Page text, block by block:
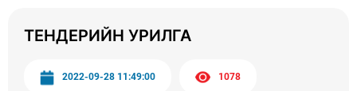
ТЕНДЕРИЙН УРИЛГА
2022-09-28 11:49:00 1078